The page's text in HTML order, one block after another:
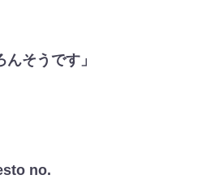
んそうです」
no.